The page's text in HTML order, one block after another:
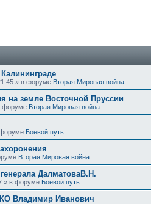
» в форуме Вторая Мировая война
на земле Восточной Пруссии
форуме Вторая Мировая война
Боевой путь
Вторая Мировая война
ДалматоваВ.Н.
» в форуме Боевой путь
Владимир Иванович